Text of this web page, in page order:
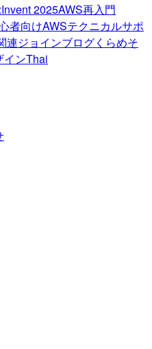
2025AWS再入門
者向けAWSテクニカルサポ
連ジョインブログくらめそ
インThai